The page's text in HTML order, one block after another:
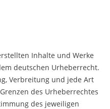
Inhalte und Werke
deutschen Urheberrecht.
Verbreitung und jede Art
des Urheberrechtes
des jeweiligen